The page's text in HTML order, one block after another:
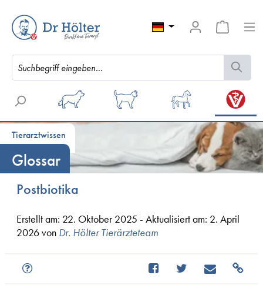
Tierarztwissen
Glossar
Postbiotika
Erstellt am: 22. Oktober 2025 - Aktualisiert am: 2. April
2026von Dr. Hölter Tierärzteteam